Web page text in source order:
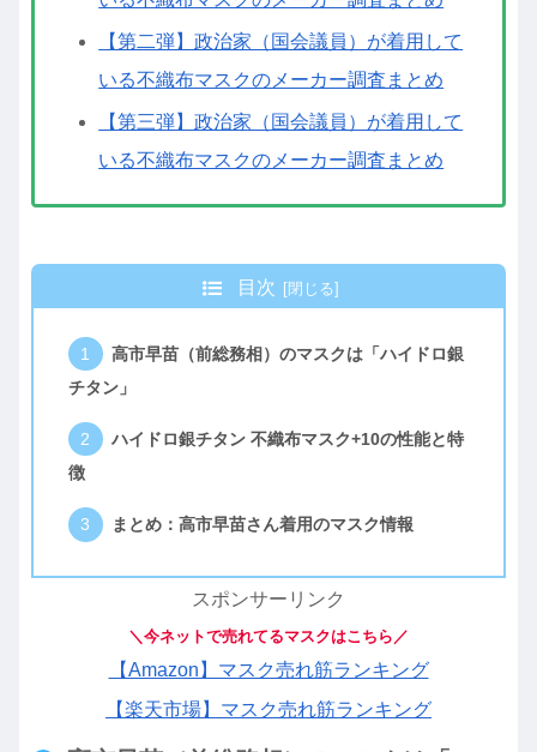
【第二弾】政治家（国会議員）が着用して
いる不織布マスクのメーカー調査まとめ
【第三弾】政治家（国会議員）が着用して
いる不織布マスクのメーカー調査まとめ
目次
高市早苗（前総務相）のマスクは「ハイドロ銀
チタン」
ハイドロ銀チタン 不織布マスク+10の性能と特
徴
まとめ：高市早苗さん着用のマスク情報
スポンサーリンク
＼今ネットで売れてるマスクはこちら／
【Amazon】マスク売れ筋ランキング
【楽天市場】マスク売れ筋ランキング